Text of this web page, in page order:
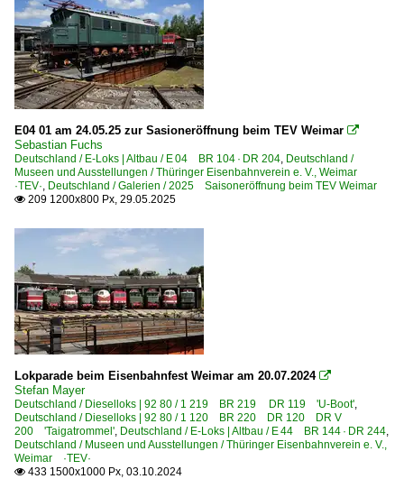
E04 01 am 24.05.25 zur Sasioneröffnung beim TEV Weimar 
Sebastian Fuchs
Deutschland / E-Loks | Altbau / E 04 BR 104 · DR 204, Deutschland /
Museen und Ausstellungen / Thüringer Eisenbahnverein e. V., Weimar
·TEV·, Deutschland / Galerien / 2025 Saisoneröffnung beim TEV Weimar
 209 1200x800 Px, 29.05.2025
Lokparade beim Eisenbahnfest Weimar am 20.07.2024 
Stefan Mayer
Deutschland / Dieselloks | 92 80 / 1 219 BR 219 DR 119 'U-Boot',
Deutschland / Dieselloks | 92 80 / 1 120 BR 220 DR 120 DR V
200 'Taigatrommel', Deutschland / E-Loks | Altbau / E 44 BR 144 · DR 244,
Deutschland / Museen und Ausstellungen / Thüringer Eisenbahnverein e. V.,
Weimar ·TEV·
 433 1500x1000 Px, 03.10.2024